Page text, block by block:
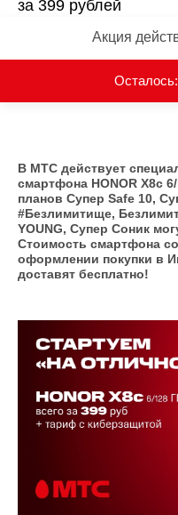
за 399 рублей
Акция
Осталось:
В МТС действует
смартфона HONOR X8c
планов Супер Safe 10,
#Безлимитище,
YOUNG, Супер Соник
Стоимость смартфона
оформлении покупки в
доставят бесплатно!